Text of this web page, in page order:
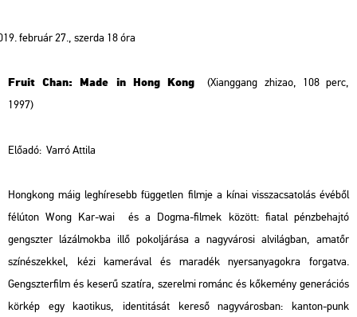
február 27., szerda 18 óra
Fruit Chan: Made in Hong Kong (Xianggang zhizao, 108 perc,
1997)
Előadó: Varró Attila
Hongkong máig leghíresebb független filmje a kínai visszacsatolás évéből
félúton Wong Kar-wai és a Dogma-filmek között: fiatal pénzbehajtó
gengszter lázálmokba illő pokoljárása a nagyvárosi alvilágban, amatőr
színészekkel, kézi kamerával és maradék nyersanyagokra forgatva.
Gengszterfilm és keserű szatíra, szerelmi románc és kőkemény generációs
körkép egy kaotikus, identitását kereső nagyvárosban: kanton-punk